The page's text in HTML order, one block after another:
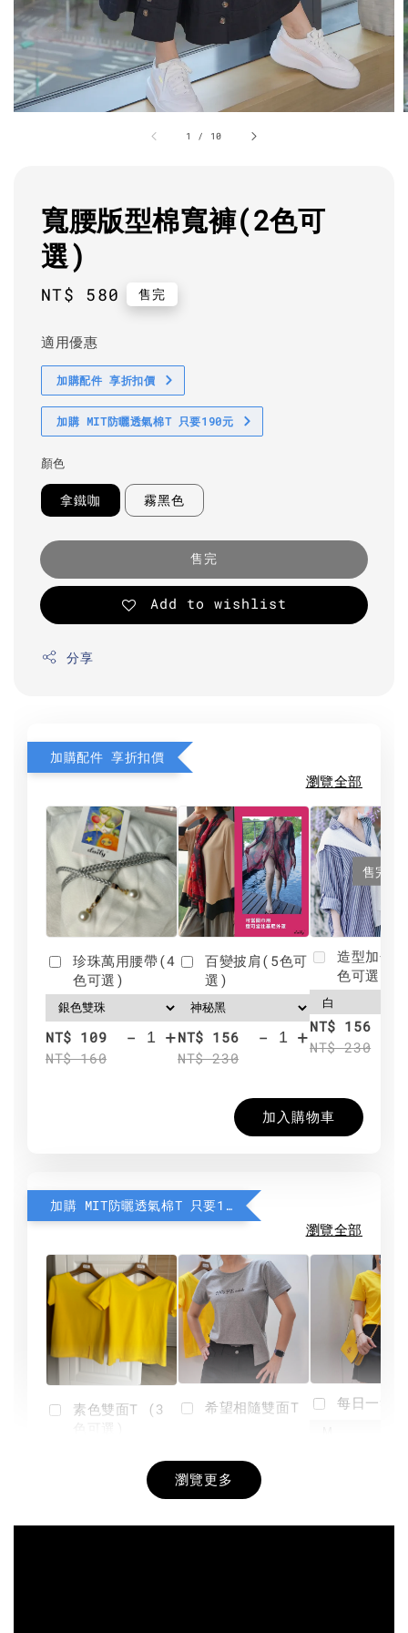
1 / 10
寬腰版型棉寬褲(2色可
選)
Regular
NT$ 580 售完
適用優惠
加購配件 享折扣價
加購 MIT防曬透氣棉T 只要190元
顏色
拿鐵咖 霧黑色
售完
Add to wishlist
分享
加購配件 享折扣價
瀏覽全部
珍珠萬用腰帶(4
色可選)
NT$ 109
NT$ 160
- +
百變披肩(5色可
選)
NT$ 156
NT$ 230
- +
售完
造型加分
色可選)
NT$ 156
NT$ 230
加入購物車
加購 MIT防曬透氣棉T 只要190元
瀏覽全部
素色雙面T (3
+
希望相隨雙面T
NT$ 190
-
每日一笑
瀏覽更多